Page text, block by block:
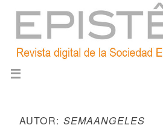
AUTOR: SEMAANGELES